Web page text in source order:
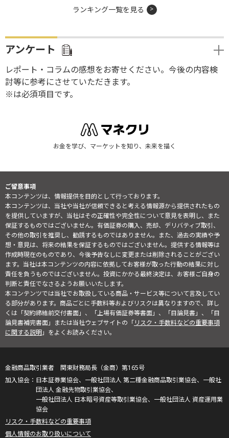
ランキング一覧を見る
アンケート
レポート・コラムの感想をお寄せください。今後の内容検
討等に参考にさせていただきます。
※は必須項目です。
お金を学び、マーケットを知り、未来を描く
ご留意事項
本コンテンツは、情報提供を目的として行っております。
本コンテンツは、当社や当社が信頼できると考える情報源から提供されたもの
を提供していますが、当社はその正確性や完全性について意見を表明し、また
保証するものではございません。有価証券の購入、売却、デリバティブ取引、
その他の取引を推奨し、勧誘するものではありません。また、過去の実績や予
想・意見は、将来の結果を保証するものではございません。提供する情報等は
作成時現在のものであり、今後予告なしに変更または削除されることがござい
ます。当社は本コンテンツの内容に依拠してお客様が取った行動の結果に対し
責任を負うものではございません。投資にかかる最終決定は、お客様ご自身の
判断と責任でなさるようお願いいたします。
本コンテンツでは当社でお取扱している商品・サービス等について言及してい
る部分があります。商品ごとに手数料等およびリスクは異なりますので、詳し
くは「契約締結前交付書面」、「上場有価証券等書面」、「目論見書」、「目
論見書補完書面」または当社ウェブサイトの「リスク・手数料などの重要事項
に関する説明」をよくお読みください。
金融商品取引業者 関東財務局長（金商）第165号
日本証券業協会、一般社団法人 第二種金融商品取引業協会、一般社
団法人 金融先物取引業協会、
一般社団法人 日本暗号資産等取引業協会、一般社団法人 資産運用業
協会
リスク・手数料などの重要事項
個人情報のお取り扱いについて